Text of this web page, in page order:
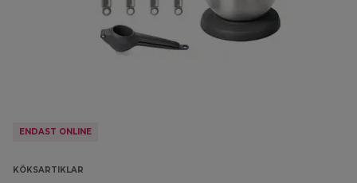
ENDAST ONLINE
KÖKSARTIKLAR